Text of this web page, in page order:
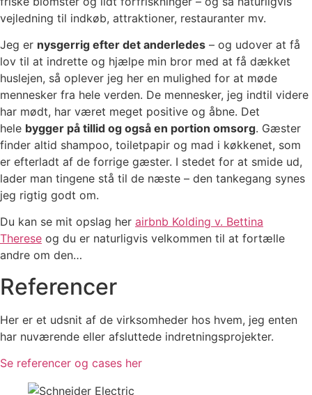
vejledning til indkøb, attraktioner, restauranter mv.
Jeg er nysgerrig efter det anderledes – og udover at få
lov til at indrette og hjælpe min bror med at få dækket
huslejen, så oplever jeg her en mulighed for at møde
mennesker fra hele verden. De mennesker, jeg indtil videre
har mødt, har været meget positive og åbne. Det
hele bygger på tillid og også en portion omsorg. Gæster
finder altid shampoo, toiletpapir og mad i køkkenet, som
er efterladt af de forrige gæster. I stedet for at smide ud,
lader man tingene stå til de næste – den tankegang synes
jeg rigtig godt om.
Du kan se mit opslag her airbnb Kolding v. Bettina
Therese og du er naturligvis velkommen til at fortælle
andre om den…
Referencer
Her er et udsnit af de virksomheder hos hvem, jeg enten
har nuværende eller afsluttede indretningsprojekter.
Se referencer og cases her